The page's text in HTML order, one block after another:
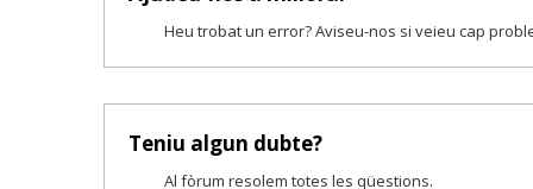
Heu trobat un error? Aviseu-nos si veieu cap
Teniu algun dubte?
Al fòrum resolem totes les qüestions.